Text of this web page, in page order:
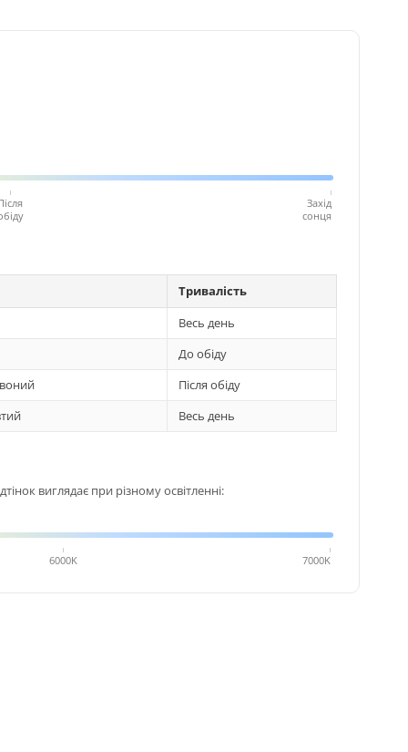
Захід
сонця
Тривалість
Весь день
До обіду
Після обіду
Весь день
виглядає при різному освітленні:
6000K 7000K